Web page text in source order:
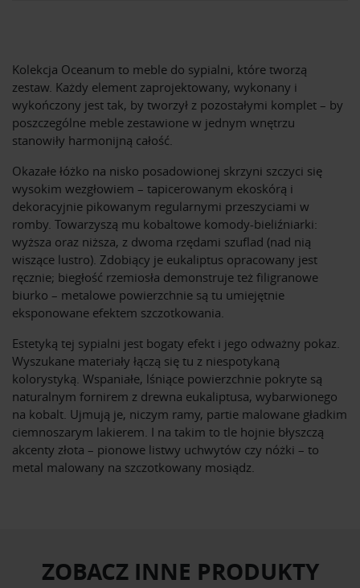
Kolekcja Oceanum to meble do sypialni, które tworzą
zestaw. Każdy element zaprojektowany, wykonany i
wykończony jest tak, by tworzył z pozostałymi komplet – by
poszczególne meble zestawione w jednym wnętrzu
stanowiły harmonijną całość.
Okazałe łóżko na nisko posadowionej skrzyni szczyci się
wysokim wezgłowiem – tapicerowanym ekoskórą i
dekoracyjnie pikowanym regularnymi przeszyciami w
romby. Towarzyszą mu kobaltowe komody-bieliźniarki:
wyższa oraz niższa, z dwoma rzędami szuflad (nad nią
wiszące lustro). Zdobiący je eukaliptus opracowany jest
ręcznie; biegłość rzemiosła demonstruje też filigranowe
biurko – metalowe powierzchnie są tu umiejętnie
eksponowane efektem szczotkowania.
Estetyką tej sypialni jest bogaty efekt i jego odważny pokaz.
Wyszukane materiały łączą się tu z niespotykaną
kolorystyką. Wspaniałe, lśniące powierzchnie pokryte są
naturalnym fornirem z drewna eukaliptusa, wybarwionego
na kobalt. Ujmują je, niczym ramy, partie malowane gładkim
ciemnoszarym lakierem. I na takim to tle hojnie błyszczą
akcenty złota – pionowe listwy uchwytów czy nóżki – to
metal malowany na szczotkowany mosiądz.
ZOBACZ INNE PRODUKTY